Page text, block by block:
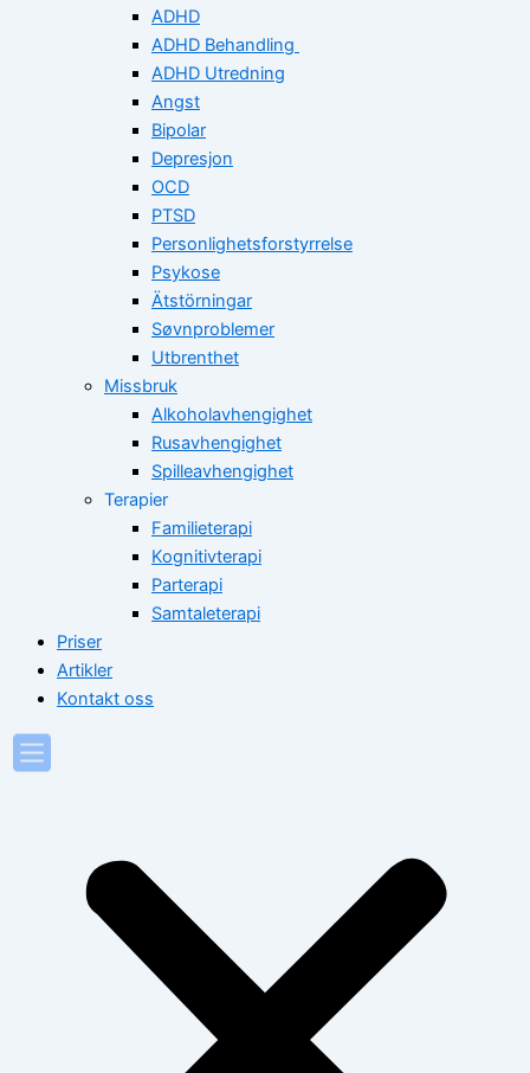
ADHD
ADHD Behandling
ADHD Utredning
Angst
Bipolar
Depresjon
OCD
PTSD
Personlighetsforstyrrelse
Psykose
Ätstörningar
Søvnproblemer
Utbrenthet
Missbruk
Alkoholavhengighet
Rusavhengighet
Spilleavhengighet
Terapier
Familieterapi
Kognitivterapi
Parterapi
Samtaleterapi
Priser
Artikler
Kontakt oss